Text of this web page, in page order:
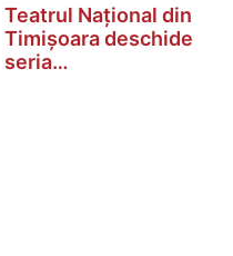
Teatrul Național din
Timișoara deschide
seria…